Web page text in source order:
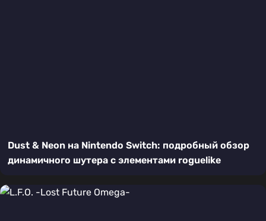
Dust & Neon на Nintendo Switch: подробный обзор
динамичного шутера с элементами roguelike